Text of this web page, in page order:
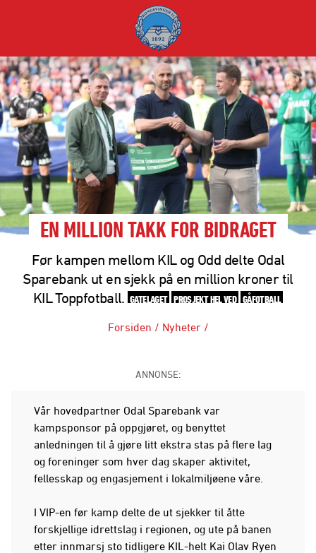
EN MILLION TAKK FOR BIDRAGET
Før kampen mellom KIL og Odd delte Odal
Sparebank ut en sjekk på en million kroner til
KIL Toppfotball. GATELAGET PROSJEKT HEL VED GÅFOTBALL
Forsiden / Nyheter /
ANNONSE:
Vår hovedpartner Odal Sparebank var
kampsponsor på oppgjøret, og benyttet
anledningen til å gjøre litt ekstra stas på flere lag
og foreninger som hver dag skaper aktivitet,
fellesskap og engasjement i lokalmiljøene våre.
I VIP-en før kamp delte de ut sjekker til åtte
forskjellige idrettslag i regionen, og ute på banen
etter innmarsj sto tidligere KIL-helt Kai Olav Ryen